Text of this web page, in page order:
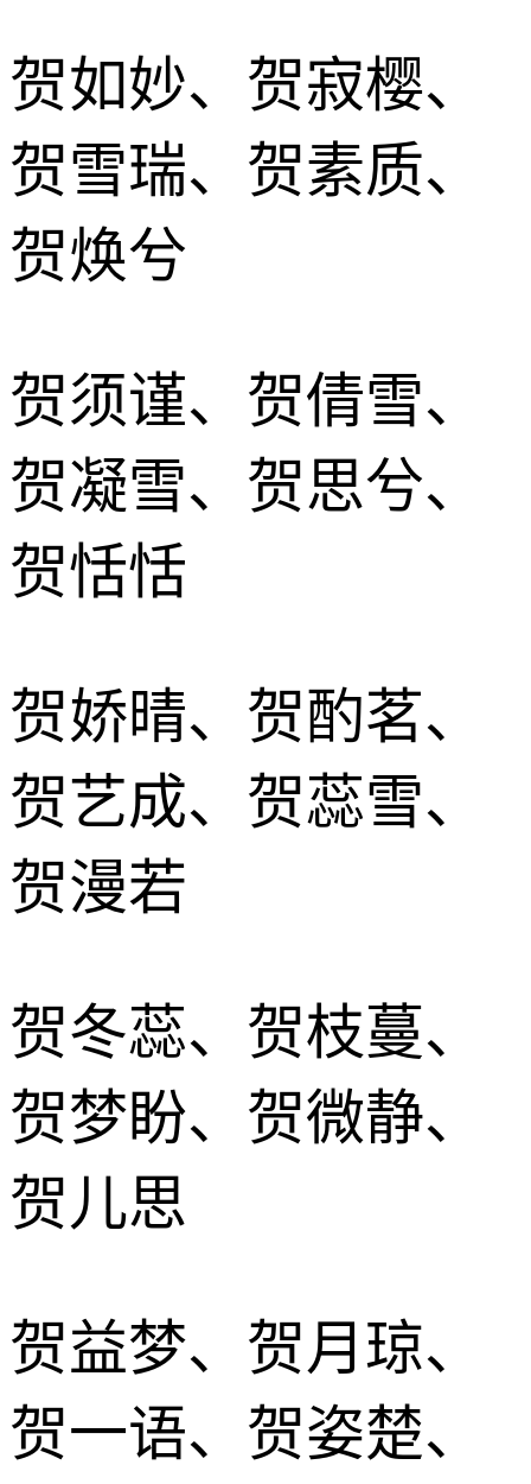
贺如妙、贺寂樱、
贺雪瑞、贺素质、
贺焕兮
贺须谨、贺倩雪、
贺凝雪、贺思兮、
贺恬恬
贺娇晴、贺酌茗、
贺艺成、贺蕊雪、
贺漫若
贺冬蕊、贺枝蔓、
贺梦盼、贺微静、
贺儿思
贺益梦、贺月琼、
贺一语、贺姿楚、